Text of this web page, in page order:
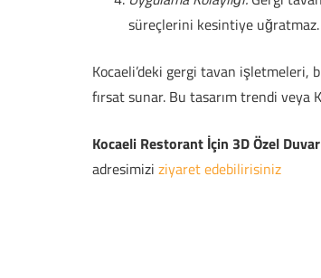
süreçlerini kesintiye uğratmaz.
Kocaeli’deki gergi tavan işletmeleri,
fırsat sunar. Bu tasarım trendi
Kocaeli Restorant İçin 3D Özel
adresimizi ziyaret edebilirisiniz